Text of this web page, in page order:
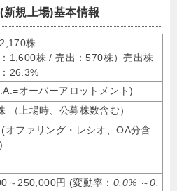
新規上場)基本情報
株
：1,600株 / 売出：570株）売出株
26.3%
オーバーアロットメント)
（上場時、公募株数含む）
オファリング・レシオ、OA分含
～250,000円 (変動率： 0.0% ～0.